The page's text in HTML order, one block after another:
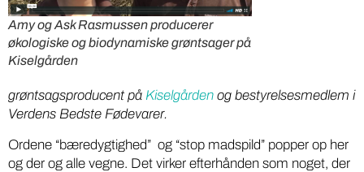
Amy og Ask Rasmussen producerer
økologiske og biodynamiske grøntsager på
Kiselgården
grøntsagsproducent på Kiselgården og bestyrelsesmedlem i
Verdens Bedste Fødevarer.
Ordene “bæredygtighed” og “stop madspild” popper op her
og der og alle vegne. Det virker efterhånden som noget, der